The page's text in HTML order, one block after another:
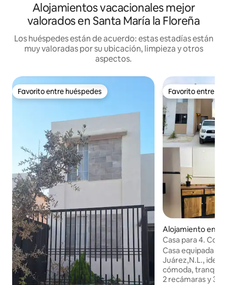
Alojamientos vacacionales mejor
valorados en Santa María la Floreña
Los huéspedes están de acuerdo: estas estadías están
muy valoradas por su ubicación, limpieza y otros
aspectos.
Favorito entre huéspedes
Favorito entre huéspedes Favorito entre
Favorito entre
Alojamiento en
Casa para 4.
y secadora.
Casa equipada en fracc. privado, en
Juárez,N.L., ideal
cómoda,
2 recámaras y 3